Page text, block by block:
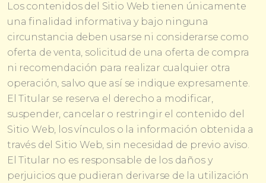
Los contenidos del Sitio Web tienen únicamente
una finalidad informativa y bajo ninguna
circunstancia deben usarse ni considerarse como
oferta de venta, solicitud de una oferta de compra
ni recomendación para realizar cualquier otra
operación, salvo que así se indique expresamente.
El Titular se reserva el derecho a modificar,
suspender, cancelar o restringir el contenido del
Sitio Web, los vínculos o la información obtenida a
través del Sitio Web, sin necesidad de previo aviso.
El Titular no es responsable de los daños y
perjuicios que pudieran derivarse de la utilización